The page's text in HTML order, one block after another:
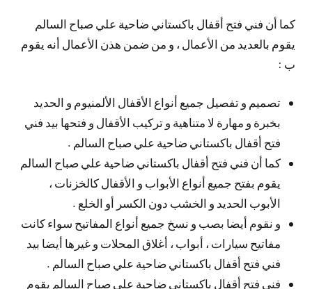
كما أن فني فتح أقفال باكستاني ضاحية علي صباح السالم
يقوم بالعديد من الأعمال ، و من ضمن هذن الأعمال أنه يقوم
ب :
تصميم و تفصيل جميع أنواع الأقفال الألمنيوم و الحديد
بخبرة و مهارة لا متناهية و تركيب الأقفال و فتحها بيد فني
فتح أقفال باكستاني ضاحية علي صباح السالم .
كما أن فني فتح أقفال باكستاني ضاحية علي صباح السالم
يقوم بفتح جميع أنواع الأبواب و الأقفال كالخزنات ،
الأبوب الحديد و الخشب دون الكسر أو الخلع .
و نقوم أيضا بصب و نسخ جميع أنواع المفاتيح سواء كانت
مفاتيح سيارات ، أبواب ، أغلاق المحلات و غيرها أيضا بيد
فني فتح أقفال باكستاني ضاحية علي صباح السالم .
فني فتح أقفال باكستاني ضاحية علي صباح السالم يقوم